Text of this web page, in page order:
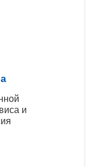
и